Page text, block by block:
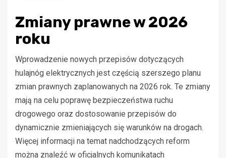
Zmiany prawne w 2026
roku
Wprowadzenie nowych przepisów dotyczących
hulajnóg elektrycznych jest częścią szerszego planu
zmian prawnych zaplanowanych na 2026 rok. Te zmiany
mają na celu poprawę bezpieczeństwa ruchu
drogowego oraz dostosowanie przepisów do
dynamicznie zmieniających się warunków na drogach.
Więcej informacji na temat nadchodzących reform
można znaleźć w oficjalnych komunikatach